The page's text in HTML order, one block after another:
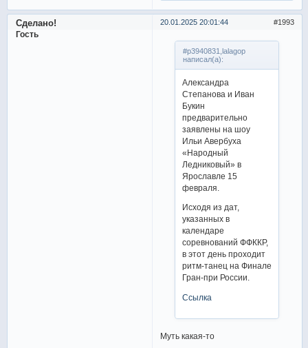
1993
20.01.2025 20:01:44
Сделано!
Гость
#p3940831,lalagop
написал(а):
Александра
Степанова и Иван
Букин
предварительно
заявлены на шоу
Ильи Авербуха
«Народный
Ледниковый» в
Ярославле 15
февраля.
Исходя из дат,
указанных в
календаре
соревнований ФФККР,
в этот день проходит
ритм-танец на Финале
Гран-при России.
Ссылка
Муть какая-то